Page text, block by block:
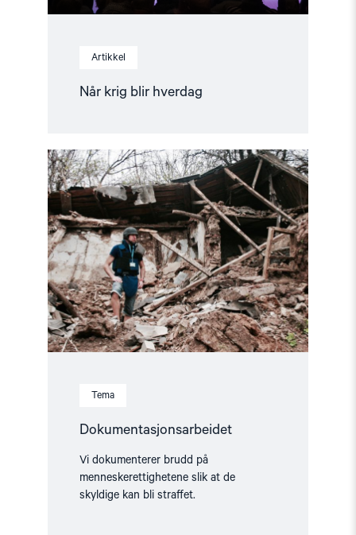
Artikkel
Når krig blir hverdag
Tema
Dokumentasjonsarbeidet
Vi dokumenterer brudd på
menneskerettighetene slik at de
skyldige kan bli straffet.
Read
article
"Dokumentasjonsarbeidet"